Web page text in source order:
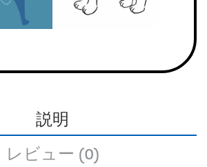
説明
レビュー (0)